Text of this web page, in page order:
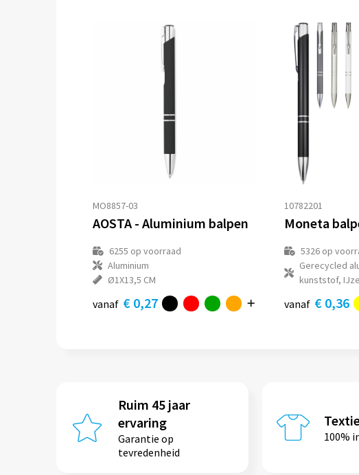
MO8857-03
AOSTA - Aluminium balpen
6255 op voorraad
Aluminium
Ø1X13,5 CM
vanaf € 0,27
10782201
5326op
Gerecycled
kunststof,
vanaf € 0,36
Ruim 45 jaar
ervaring
Garantie op
tevredenheid
100%